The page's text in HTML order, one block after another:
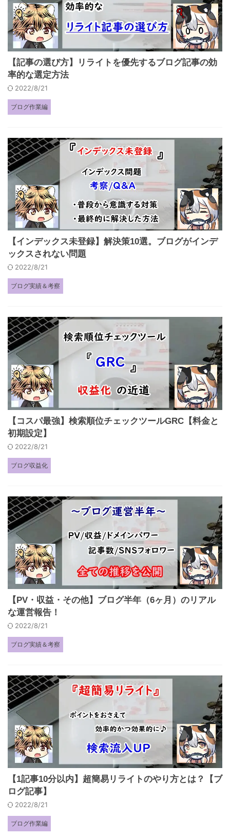
【記事の選び方】リライトを優先するブログ記事の効
率的な選定方法
2022/8/21
ブログ作業編
【インデックス未登録】解決策10選。ブログがインデ
ックスされない問題
2022/8/21
ブログ実績＆考察
【コスパ最強】検索順位チェックツールGRC【料金と
初期設定】
2022/8/21
ブログ収益化
【PV・収益・その他】ブログ半年（6ヶ月）のリアル
な運営報告！
2022/8/21
ブログ実績＆考察
【1記事10分以内】超簡易リライトのやり方とは？【ブ
ログ記事】
2022/8/21
ブログ作業編